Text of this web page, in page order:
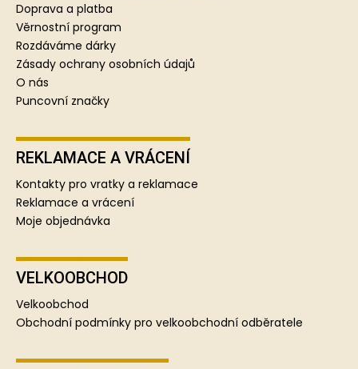
Doprava a platba
Věrnostní program
Rozdáváme dárky
Zásady ochrany osobních údajů
O nás
Puncovní značky
REKLAMACE A VRÁCENÍ
Kontakty pro vratky a reklamace
Reklamace a vrácení
Moje objednávka
VELKOOBCHOD
Velkoobchod
Obchodní podmínky pro velkoobchodní odběratele